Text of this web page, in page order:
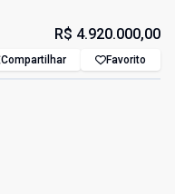
R$ 4.920.000,00
Compartilhar Favorito